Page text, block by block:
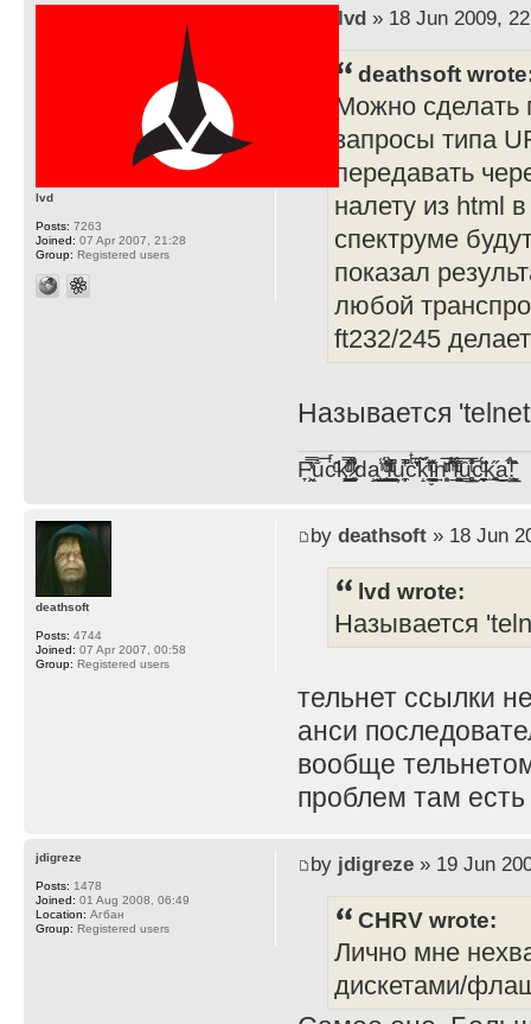
lvd» 18 Jun 2009,
deathsoft
Можно сделать
запросы типа
передавать
налету из html
спектруме
показал
любой
ft232/245
Называется
F̞͖̭̿̔ͯu̐̅cͬ̑ͩk̨̤̳͇̮̭̪̠̽̿̓̆ͭͩ ̷̩̰͎̩͓̘̾̀ͬ̊ͭ͛ͅda̝̺͙̬͎̝̾͟ ̰̜̝̯͉̯̖̓̎́ͨ̽ͫ͟f̟͇̭̀ͬͨͭ̐̚u̹̼̹̗̞͑̔͂͐̚cͭ̅̊̆̒̆ǩ̝̩̯́ͥ̔̍̑ḭ͓͍̳̬ͦ̽͂n͍͎͈̈̅ͩͬ ̊ͫ̂̾̑̈́f̲͚͉͓͗̋́ͧͦ̅ȗ͇̲̻͈̲̅̎͗͒ͭ͡c̬̟̠̹̯̈́ͩ͘ͅk̫̠̻̋͜a̲͒̾̇!͙͕̺͉̗̩̲̂̏̄̀
lvd
Posts: 7263
Joined: 07 Apr 2007, 21:28
Group: Registered users
by deathsoft» 18 Jun
lvd wrote:
Называется
тельнет ссылки
анси
вообще
проблем там
deathsoft
Posts: 4744
Joined: 07 Apr 2007, 00:58
Group: Registered users
by jdigreze» 19 Jun
CHRV wrote:
Лично мне
дискетами/
jdigreze
Posts: 1478
Joined: 01 Aug 2008, 06:49
Location: Агбан
Group: Registered users